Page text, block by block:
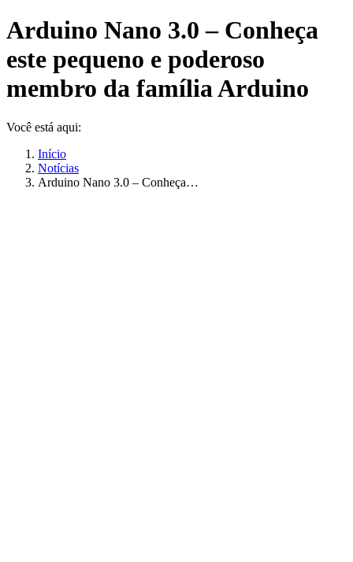
Arduino Nano 3.0 – Conheça
este pequeno e poderoso
membro da família Arduino
Você está aqui:
Início
Notícias
Arduino Nano 3.0 – Conheça…